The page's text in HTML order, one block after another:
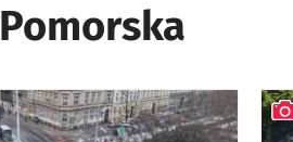
Pomorska